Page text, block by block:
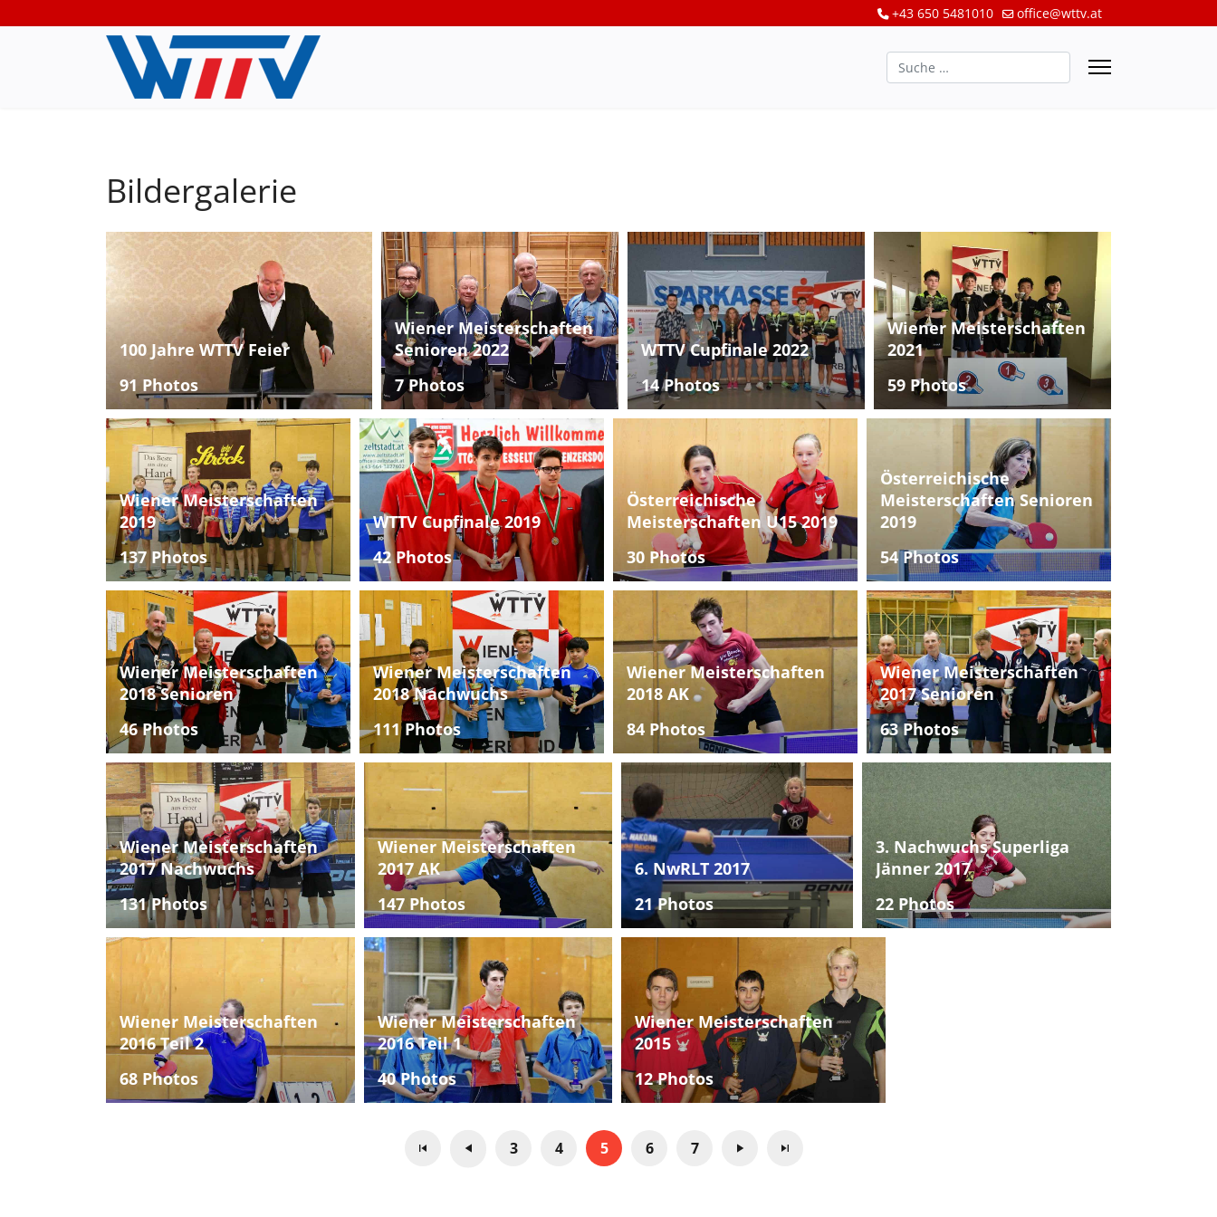
+43 650 5481010 office@wttv.at
Suchen
Bildergalerie
100 Jahre WTTV Feier
91 Photos
Wiener Meisterschaften
Senioren 2022
7 Photos
WTTV Cupfinale 2022
14 Photos
Wiener Meisterschaften
2021
59 Photos
Wiener Meisterschaften
2019
137 Photos
WTTV Cupfinale 2019
42 Photos
Österreichische
Meisterschaften U15 2019
30 Photos
Österreichische
Meisterschaften Senioren
2019
54 Photos
Wiener Meisterschaften
2018 Senioren
46 Photos
Wiener Meisterschaften
2018 Nachwuchs
111 Photos
Wiener Meisterschaften
2018 AK
84 Photos
Wiener Meisterschaften
2017 Senioren
63 Photos
Wiener Meisterschaften
2017 Nachwuchs
131 Photos
Wiener Meisterschaften
2017 AK
147 Photos
6. NwRLT 2017
21 Photos
3. Nachwuchs Superliga
Jänner 2017
22 Photos
Wiener Meisterschaften
2016 Teil 2
68 Photos
Wiener Meisterschaften
2016 Teil 1
40 Photos
Wiener Meisterschaften
2015
12 Photos
3 4 5 6 7